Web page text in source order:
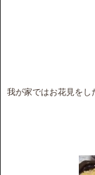
我が家ではお花見をし